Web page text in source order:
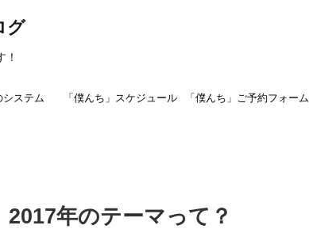
グ
システム 「僕んち」スケジュール 「僕んち」ご予約フォーム
年のテーマって？